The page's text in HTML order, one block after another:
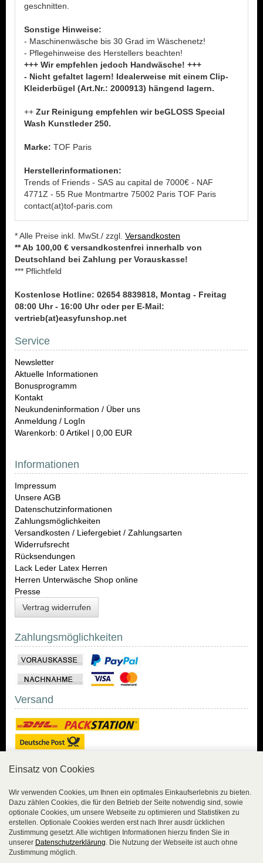
geschnitten.
Sonstige Hinweise:
- Maschinenwäsche bis 30 Grad im Wäschenetz!
- Pflegehinweise des Herstellers beachten!
+++ Wir empfehlen jedoch Handwäsche! +++
- Nicht gefaltet lagern! Idealerweise mit einem Clip-
Kleiderbügel (Art.Nr.: 2000913) hängend lagern.
++ Zur Reinigung empfehlen wir beGLOSS Special
Wash Kunstleder 250.
Marke: TOF Paris
Herstellerinformationen:
Trends of Friends - SAS au capital de 7000€ - NAF
4771Z - 55 Rue Montmartre 75002 Paris TOF Paris
contact(at)tof-paris.com
* Alle Preise inkl. MwSt./ zzgl. Versandkosten
** Ab 100,00 € versandkostenfrei innerhalb von
Deutschland bei Zahlung per Vorauskasse!
*** Pflichtfeld
Kostenlose Hotline: 02654 8839818, Montag - Freitag
08:00 Uhr - 16:00 Uhr oder per E-Mail:
vertrieb(at)easyfunshop.net
Service
Newsletter
Aktuelle Informationen
Bonusprogramm
Kontakt
Neukundeninformation / Über uns
Anmeldung / LogIn
Warenkorb: 0 Artikel | 0,00 EUR
Informationen
Impressum
Unsere AGB
Datenschutzinformationen
Zahlungsmöglichkeiten
Versandkosten / Liefergebiet / Zahlungsarten
Widerrufsrecht
Rücksendungen
Lack Leder Latex Herren
Herren Unterwäsche Shop online
Presse
Vertrag widerrufen
Zahlungsmöglichkeiten
Versand
Sicher Einkaufen mit
Trusted Shops und
Geld-zurück-Garantie.
Einsatz von Cookies
Wir verwenden Cookies, um Ihnen ein optimales Einkaufserlebnis zu bieten.
Dazu zählen Cookies, die für den Betrieb der Seite notwendig sind, sowie
optionale Cookies, um unsere Webseite zu optimieren und Statistiken zu
erstellen. Optionale Cookies werden erst nach Ihrer ausdr ücklichen
Zustimmung gesetzt. Alle wichtigen Informationen hierzu finden Sie in
unserer Datenschutzerklärung. Die Nutzung der Webseite ist auch ohne
Zustimmung möglich.